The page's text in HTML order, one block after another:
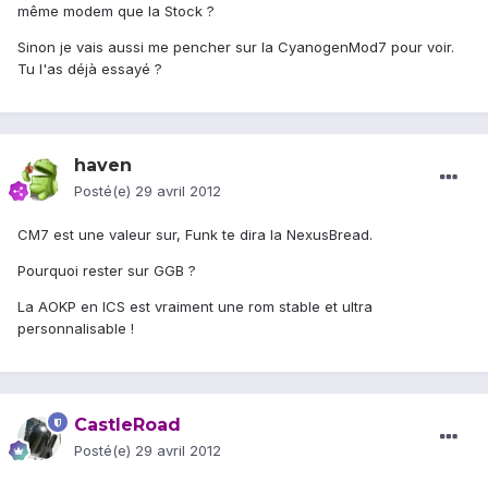
même modem que la Stock ?
Sinon je vais aussi me pencher sur la CyanogenMod7 pour voir.
Tu l'as déjà essayé ?
haven
Posté(e) 29 avril 2012
CM7 est une valeur sur, Funk te dira la NexusBread.
Pourquoi rester sur GGB ?
La AOKP en ICS est vraiment une rom stable et ultra
personnalisable !
CastleRoad
Posté(e) 29 avril 2012